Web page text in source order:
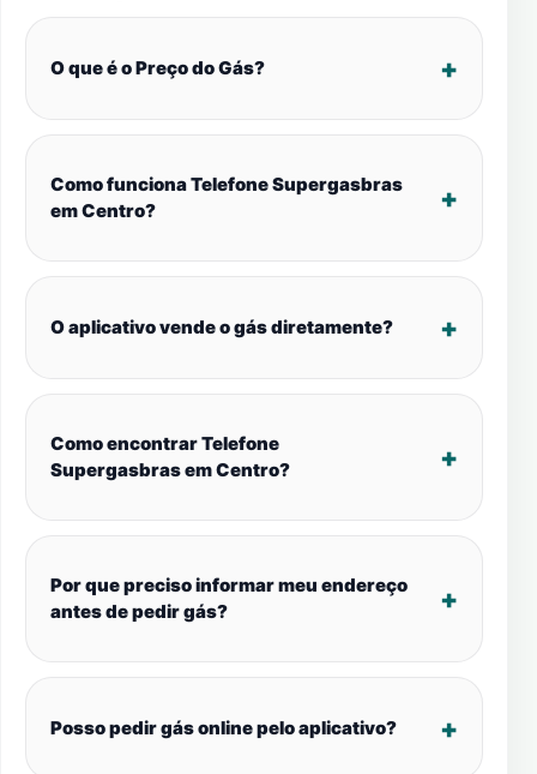
O que é o Preço do Gás?
Como funciona Telefone Supergasbras
em Centro?
O aplicativo vende o gás diretamente?
Como encontrar Telefone
Supergasbras em Centro?
Por que preciso informar meu endereço
antes de pedir gás?
Posso pedir gás online pelo aplicativo?